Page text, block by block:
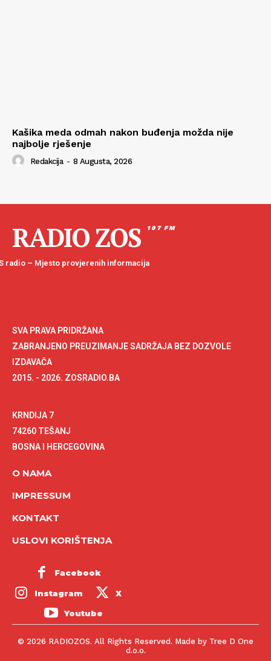
Kašika meda odmah nakon buđenja možda nije
najbolje rješenje
Redakcija - 8 Augusta, 2026
RADIO ZOS 107 FM
radio – Mjesto provjerenih informacija
SVA PRAVA PRIDRŽANA
ZABRANJENO PREUZIMANJE SADRŽAJA BEZ DOZVOLE
IZDAVAČA
2015. - 2026. ZOSRADIO.BA
KRNDIJA 7
74260 TEŠANJ
BOSNA I HERCEGOVINA
O NAMA
IMPRESSUM
KONTAKT
USLOVI KORIŠTENJA
Facebook
Instagram X
Youtube
© 2026 RADIOZOS. All Rights Reserved. Made by Tree D One
d.o.o.